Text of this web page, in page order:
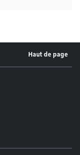
Haut de page